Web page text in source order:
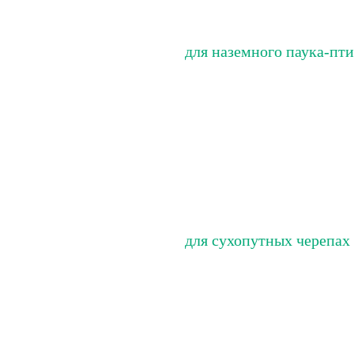
для наземного паука-
для сухопутных черепах